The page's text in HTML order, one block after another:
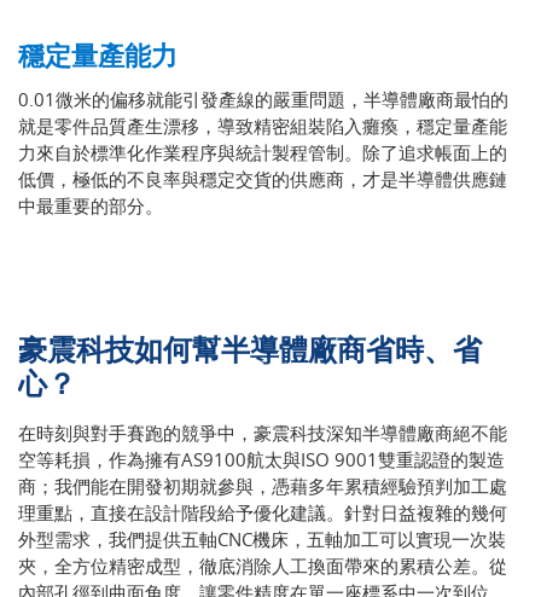
穩定量產能力
0.01微米的偏移就能引發產線的嚴重問題，半導體廠商最怕的
就是零件品質產生漂移，導致精密組裝陷入癱瘓，穩定量產能
力來自於標準化作業程序與統計製程管制。除了追求帳面上的
低價，極低的不良率與穩定交貨的供應商，才是半導體供應鏈
中最重要的部分。
豪震科技如何幫半導體廠商省時、省
心？
在時刻與對手賽跑的競爭中，豪震科技深知半導體廠商絕不能
空等耗損，作為擁有AS9100航太與ISO 9001雙重認證的製造
商；我們能在開發初期就參與，憑藉多年累積經驗預判加工處
理重點，直接在設計階段給予優化建議。針對日益複雜的幾何
外型需求，我們提供五軸CNC機床，五軸加工可以實現一次裝
夾，全方位精密成型，徹底消除人工換面帶來的累積公差。從
內部孔徑到曲面角度，讓零件精度在單一座標系中一次到位，